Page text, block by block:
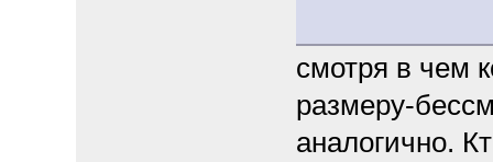
смотря в чем
размеру-
аналогично.